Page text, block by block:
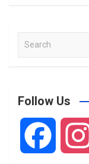
a
c
Follow Us